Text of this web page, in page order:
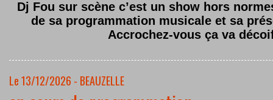
Dj Fou sur scène c’est un show hors
de sa programmation musicale et sa
Accrochez-vous ça va
Le 13/12/2026 - BEAUZELLE